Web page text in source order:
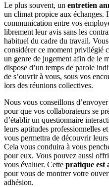
Le plus souvent, un entretien
un climat propice aux échanges.
communication entre vos
librement leur avis sans les
habituel du cadre du travail.
considérer ce moment privilégié
un genre de jugement afin de le
dispose d’un temps de parole
de s’ouvrir à vous, sous vos
lors des réunions collectives.
Nous vous conseillons
pour que vos collaborateurs se
d’établir un questionnaire
leurs aptitudes professionnelles
vous permettra de découvrir
Cela vous conduira à vous
pour eux. Vous pouvez aussi
vous évaluer. Cette pratique est
pour vous de montrer votre
adhésion.